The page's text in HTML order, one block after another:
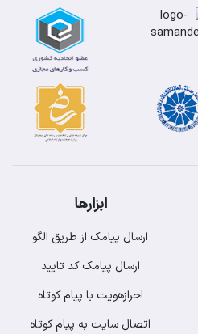
ابزارها
ارسال پیامک از طریق الگو
ارسال پیامک کد تایید
احرازهویت با پیام کوتاه
اتصال سایت به پیام کوتاه